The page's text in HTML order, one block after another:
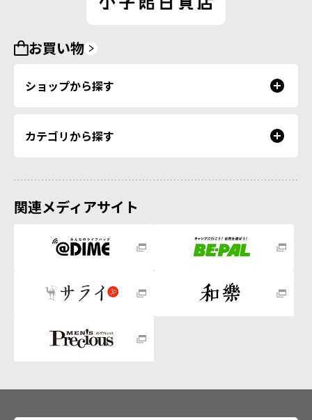
お買い物
ショップから探す
カテゴリから探す
関連メディアサイト